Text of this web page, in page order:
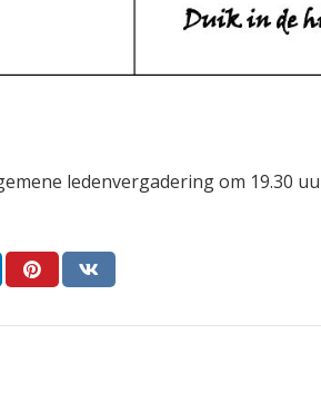
ledenvergadering om 19.30